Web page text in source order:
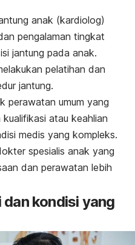
anak (kardiolog)
pengalaman tingkat
jantung pada anak.
pelatihan dan
jantung.
perawatan umum yang
atau keahlian
medis yang kompleks.
spesialis anak yang
dan perawatan lebih
kondisi yang